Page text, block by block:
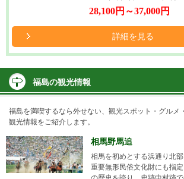
28,100円～37,000円
詳細を見る
福島の観光情報
福島を満喫するなら外せない、観光スポット・グルメ
観光情報をご紹介します。
相馬野馬追
相馬を初めとする浜通り北
重要無形民俗文化財にも指